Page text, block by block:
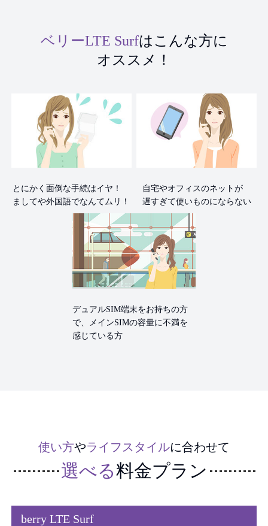
ベリーLTE Surfはこんな方に
オススメ！
とにかく面倒な手続はイヤ！
ましてや外国語でなんてムリ！
自宅やオフィスのネットが
遅すぎて使いものにならない
デュアルSIM端末をお持ちの方
で、メインSIMの容量に不満を
感じている方
使い方やライフスタイルに合わせて
選べる料金プラン
berry LTE Surf